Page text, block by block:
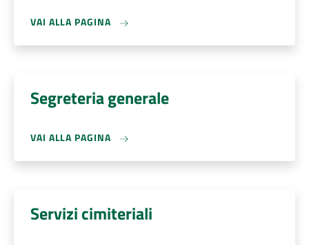
VAI ALLA PAGINA
Segreteria generale
VAI ALLA PAGINA
Servizi cimiteriali